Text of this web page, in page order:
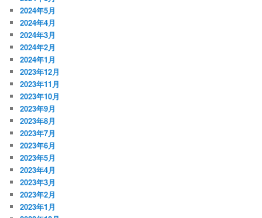
2024年5月
2024年4月
2024年3月
2024年2月
2024年1月
2023年12月
2023年11月
2023年10月
2023年9月
2023年8月
2023年7月
2023年6月
2023年5月
2023年4月
2023年3月
2023年2月
2023年1月